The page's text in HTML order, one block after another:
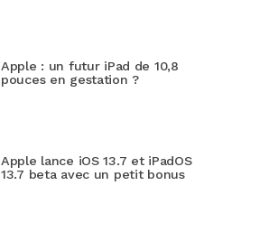
Apple : un futur iPad de 10,8
pouces en gestation ?
Apple lance iOS 13.7 et iPadOS
13.7 beta avec un petit bonus